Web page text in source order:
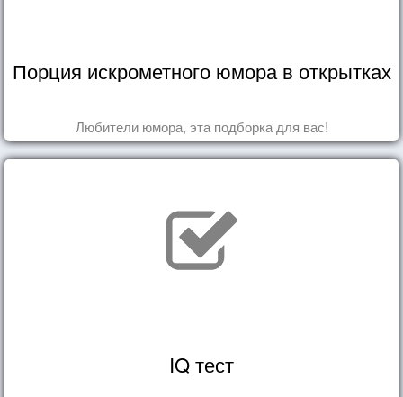
Порция искрометного юмора в открытках
Любители юмора, эта подборка для вас!
IQ тест